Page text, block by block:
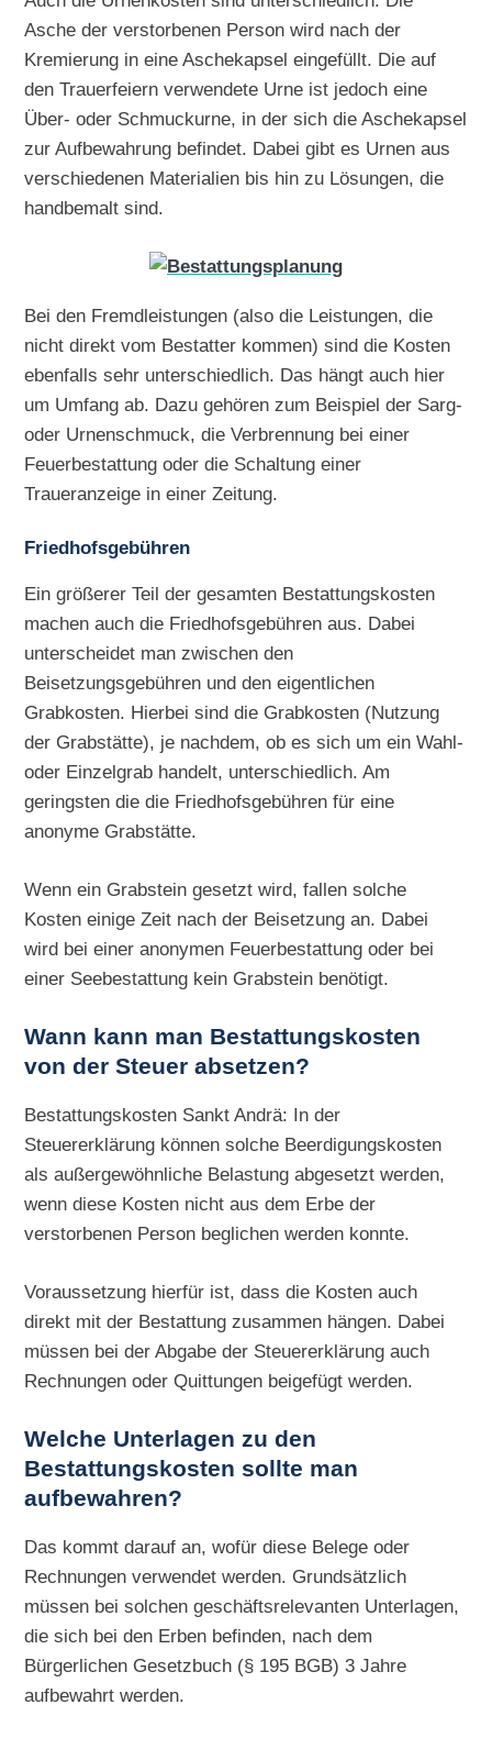
Asche der verstorbenen Person wird nach der
Kremierung in eine Aschekapsel eingefüllt. Die auf
den Trauerfeiern verwendete Urne ist jedoch eine
Über- oder Schmuckurne, in der sich die Aschekapsel
zur Aufbewahrung befindet. Dabei gibt es Urnen aus
verschiedenen Materialien bis hin zu Lösungen, die
handbemalt sind.
Bei den Fremdleistungen (also die Leistungen, die
nicht direkt vom Bestatter kommen) sind die Kosten
ebenfalls sehr unterschiedlich. Das hängt auch hier
um Umfang ab. Dazu gehören zum Beispiel der Sarg-
oder Urnenschmuck, die Verbrennung bei einer
Feuerbestattung oder die Schaltung einer
Traueranzeige in einer Zeitung.
Friedhofsgebühren
Ein größerer Teil der gesamten Bestattungskosten
machen auch die Friedhofsgebühren aus. Dabei
unterscheidet man zwischen den
Beisetzungsgebühren und den eigentlichen
Grabkosten. Hierbei sind die Grabkosten (Nutzung
der Grabstätte), je nachdem, ob es sich um ein Wahl-
oder Einzelgrab handelt, unterschiedlich. Am
geringsten die die Friedhofsgebühren für eine
anonyme Grabstätte.
Wenn ein Grabstein gesetzt wird, fallen solche
Kosten einige Zeit nach der Beisetzung an. Dabei
wird bei einer anonymen Feuerbestattung oder bei
einer Seebestattung kein Grabstein benötigt.
Wann kann man Bestattungskosten
von der Steuer absetzen?
Bestattungskosten Sankt Andrä: In der
Steuererklärung können solche Beerdigungskosten
als außergewöhnliche Belastung abgesetzt werden,
wenn diese Kosten nicht aus dem Erbe der
verstorbenen Person beglichen werden konnte.
Voraussetzung hierfür ist, dass die Kosten auch
direkt mit der Bestattung zusammen hängen. Dabei
müssen bei der Abgabe der Steuererklärung auch
Rechnungen oder Quittungen beigefügt werden.
Welche Unterlagen zu den
Bestattungskosten sollte man
aufbewahren?
Das kommt darauf an, wofür diese Belege oder
Rechnungen verwendet werden. Grundsätzlich
müssen bei solchen geschäftsrelevanten Unterlagen,
die sich bei den Erben befinden, nach dem
Bürgerlichen Gesetzbuch (§ 195 BGB) 3 Jahre
aufbewahrt werden.